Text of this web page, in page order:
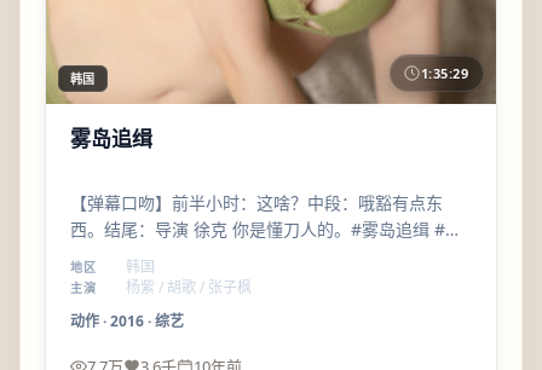
韩国 1:35:29
雾岛追缉
【弹幕口吻】前半小时：这啥？中段：哦豁有点东
西。结尾：导演 徐克 你是懂刀人的。#雾岛追缉 #杨
紫名场面预定
地区 韩国
主演
杨紫 / 胡歌 / 张子枫
动作·2016·综艺